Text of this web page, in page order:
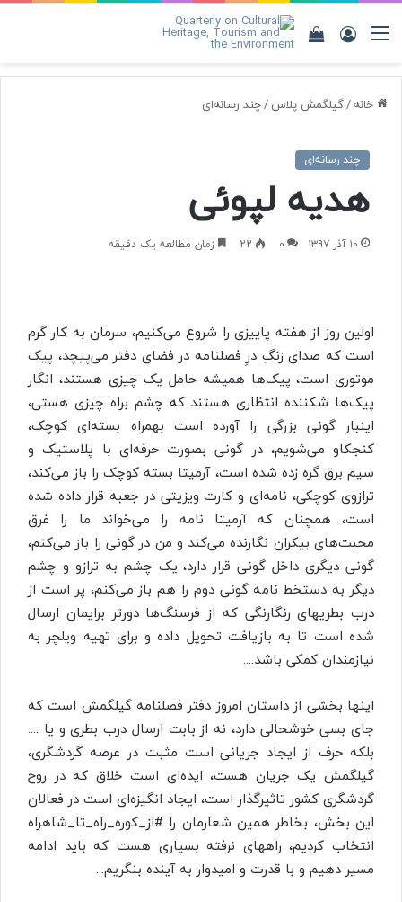
منو ورود
مشاهده
خرید
خانه/گیلگمش پلاس/چند رسانه‌ای
چند رسانه‌ای
هدیه لپوئی
۱۰ آذر ۱۳۹۷ ۰ 22 زمان مطالعه یک دقیقه
اولین روز از هفته پاییزی را شروع می‌کنیم، سرمان به کار گرم
است که صدای زنگِ درِ فصلنامه در فضای دفتر می‌پیچد، پیک
موتوری است، پیک‌ها همیشه حامل یک چیزی هستند، انگار
پیک‌ها شکننده انتظاری هستند که چشم براه چیزی هستی،
اینبار گونی بزرگی را آورده است بهمراه بسته‌ای کوچک،
کنجکاو می‌شویم، در گونی بصورت حرفه‌ای با پلاستیک و
سیم برق گره زده شده است، آرمیتا بسته کوچک را باز می‌کند،
ترازوی کوچکی، نامه‌ای و کارت ویزیتی در جعبه قرار داده شده
است، همچنان که آرمیتا نامه را می‌خواند ما را غرق
محبت‌های بیکران نگارنده می‌کند و من در گونی را باز می‌کنم،
گونی دیگری داخل گونی قرار دارد، یک چشم به ترازو و چشم
دیگر به دستخط نامه گونی دوم را هم باز می‌کنم، پر است از
درب بطریهای رنگارنگی که از فرسنگ‌ها دورتر برایمان ارسال
شده است تا به بازیافت تحویل داده و برای تهیه ویلچر به
نیازمندان کمکی باشد….
اینها بخشی از داستان امروز دفتر فصلنامه گیلگمش است که
جای بسی خوشحالی دارد، نه از بابت ارسال درب بطری و یا ….
بلکه حرف از ایجاد جریانی ‌است مثبت در عرصه گردشگری،
گیلگمش یک جریان هست، ایده‌ای ‌است خلاق که در روح
گردشگری کشور تاثیرگذار است، ایجاد انگیزه‌ای است در فعالان
این بخش، بخاطر همین شعارمان را #از_کوره_راه_تا_شاهراه
انتخاب کردیم، راههای نرفته بسیاری هست که باید ادامه
مسیر دهیم و با قدرت و امیدوار به آینده بنگریم…